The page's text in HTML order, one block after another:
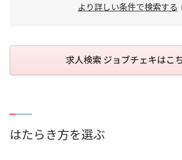
より詳しい条件で検索する
求人検索 ジョブチェキはこ
はたらき方を選ぶ